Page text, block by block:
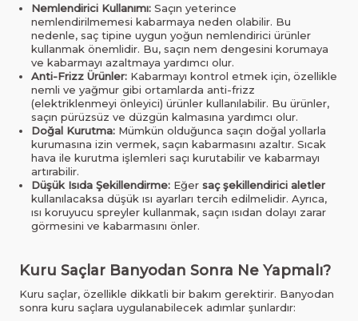
Nemlendirici Kullanımı: Saçın yeterince
nemlendirilmemesi kabarmaya neden olabilir. Bu
nedenle, saç tipine uygun yoğun nemlendirici ürünler
kullanmak önemlidir. Bu, saçın nem dengesini korumaya
ve kabarmayı azaltmaya yardımcı olur.
Anti-Frizz Ürünler: Kabarmayı kontrol etmek için, özellikle
nemli ve yağmur gibi ortamlarda anti-frizz
(elektriklenmeyi önleyici) ürünler kullanılabilir. Bu ürünler,
saçın pürüzsüz ve düzgün kalmasına yardımcı olur.
Doğal Kurutma: Mümkün olduğunca saçın doğal yollarla
kurumasına izin vermek, saçın kabarmasını azaltır. Sıcak
hava ile kurutma işlemleri saçı kurutabilir ve kabarmayı
artırabilir.
Düşük Isıda Şekillendirme: Eğer saç şekillendirici aletler
kullanılacaksa düşük ısı ayarları tercih edilmelidir. Ayrıca,
ısı koruyucu spreyler kullanmak, saçın ısıdan dolayı zarar
görmesini ve kabarmasını önler.
Kuru Saçlar Banyodan Sonra Ne Yapmalı?
Kuru saçlar, özellikle dikkatli bir bakım gerektirir. Banyodan
sonra kuru saçlara uygulanabilecek adımlar şunlardır: